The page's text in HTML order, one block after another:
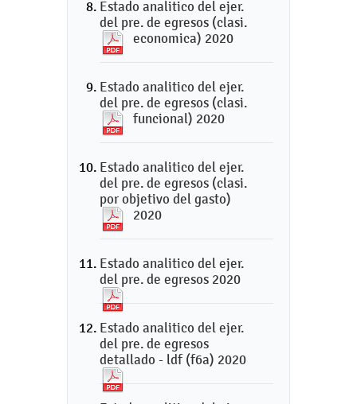
Estado analitico del ejer.
del pre. de egresos (clasi.
economica) 2020
Estado analitico del ejer.
del pre. de egresos (clasi.
funcional) 2020
Estado analitico del ejer.
del pre. de egresos (clasi.
por objetivo del gasto)
2020
Estado analitico del ejer.
del pre. de egresos 2020
Estado analitico del ejer.
del pre. de egresos
detallado - ldf (f6a) 2020